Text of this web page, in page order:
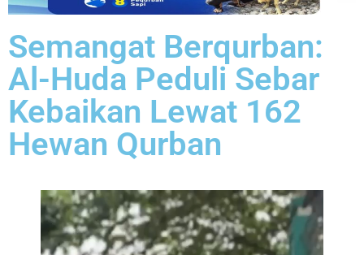
Semangat Berqurban:
Al-Huda Peduli Sebar
Kebaikan Lewat 162
Hewan Qurban